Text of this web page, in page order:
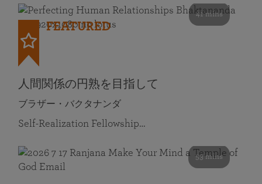
53 mins
41 mins
FEATURED
人間関係の円熟を目指して
ブラザー・バクタナンダ
Self-Realization Fellowship…